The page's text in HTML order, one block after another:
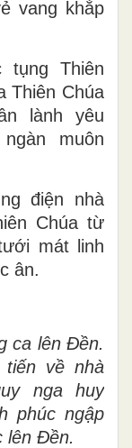
vang khắp
Thiên
Thiên Chúa
lành yêu
muôn
điện nhà
Chúa từ
mát linh
ân.
ca lên Đền.
tiến về nhà
nga huy
phúc ngập
lên Đền.